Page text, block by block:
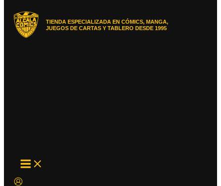
TIENDA ESPECIALIZADA EN CÓMICS, MANGA,
JUEGOS DE CARTAS Y TABLERO DESDE 1995
MAIN
MENU